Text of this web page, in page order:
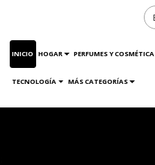
INICIO HOGAR PERFUMES Y COSMÉTICA
TECNOLOGÍA MÁS CATEGORÍAS